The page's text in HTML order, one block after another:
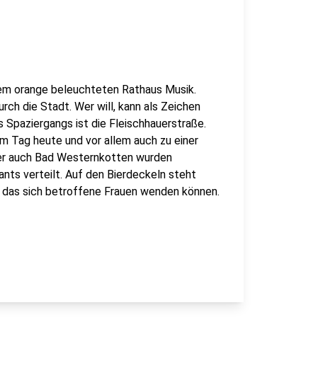
orange beleuchteten Rathaus Musik.
die Stadt. Wer will, kann als Zeichen
Spaziergangs ist die Fleischhauerstraße.
Tag heute und vor allem auch zu einer
auch Bad Westernkotten wurden
verteilt. Auf den Bierdeckeln steht
sich betroffene Frauen wenden können.